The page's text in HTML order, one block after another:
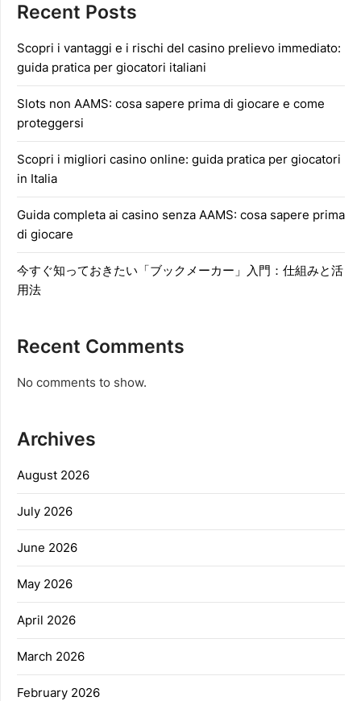
Recent Posts
Scopri i vantaggi e i rischi del casino prelievo immediato:
guida pratica per giocatori italiani
Slots non AAMS: cosa sapere prima di giocare e come
proteggersi
Scopri i migliori casino online: guida pratica per giocatori
in Italia
Guida completa ai casino senza AAMS: cosa sapere prima
di giocare
今すぐ知っておきたい「ブックメーカー」入門：仕組みと活
用法
Recent Comments
No comments to show.
Archives
August 2026
July 2026
June 2026
May 2026
April 2026
March 2026
February 2026